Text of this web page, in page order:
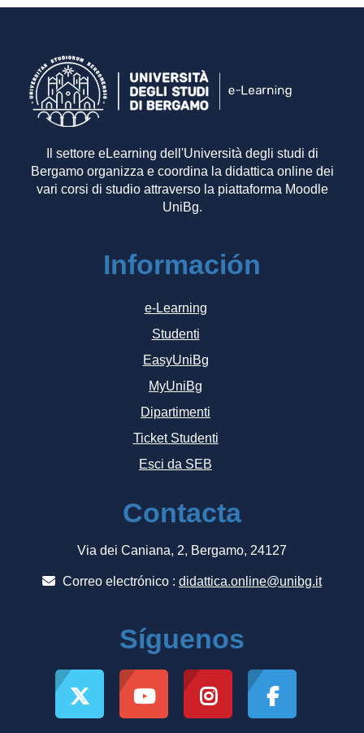
Il settore eLearning dell'Università degli studi di
Bergamo organizza e coordina la didattica online dei
vari corsi di studio attraverso la piattaforma Moodle
UniBg.
Información
e-Learning
Studenti
EasyUniBg
MyUniBg
Dipartimenti
Ticket Studenti
Esci da SEB
Contacta
Via dei Caniana, 2, Bergamo, 24127
Correo electrónico : didattica.online@unibg.it
Síguenos